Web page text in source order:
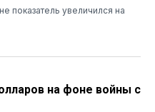
показатель увеличился на
на фоне войны с